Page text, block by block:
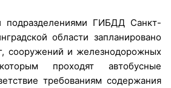
подразделениями ГИБДД Санкт-
области запланировано
сооружений и железнодорожных
проходят автобусные
требованиям содержания